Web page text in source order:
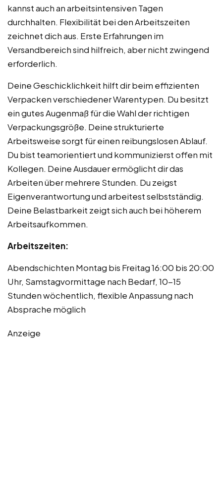
kannst auch an arbeitsintensiven Tagen
durchhalten. Flexibilität bei den Arbeitszeiten
zeichnet dich aus. Erste Erfahrungen im
Versandbereich sind hilfreich, aber nicht zwingend
erforderlich.
Deine Geschicklichkeit hilft dir beim effizienten
Verpacken verschiedener Warentypen. Du besitzt
ein gutes Augenmaß für die Wahl der richtigen
Verpackungsgröße. Deine strukturierte
Arbeitsweise sorgt für einen reibungslosen Ablauf.
Du bist teamorientiert und kommunizierst offen mit
Kollegen. Deine Ausdauer ermöglicht dir das
Arbeiten über mehrere Stunden. Du zeigst
Eigenverantwortung und arbeitest selbstständig.
Deine Belastbarkeit zeigt sich auch bei höherem
Arbeitsaufkommen.
Arbeitszeiten:
Abendschichten Montag bis Freitag 16:00 bis 20:00
Uhr, Samstagvormittage nach Bedarf, 10-15
Stunden wöchentlich, flexible Anpassung nach
Absprache möglich
Anzeige